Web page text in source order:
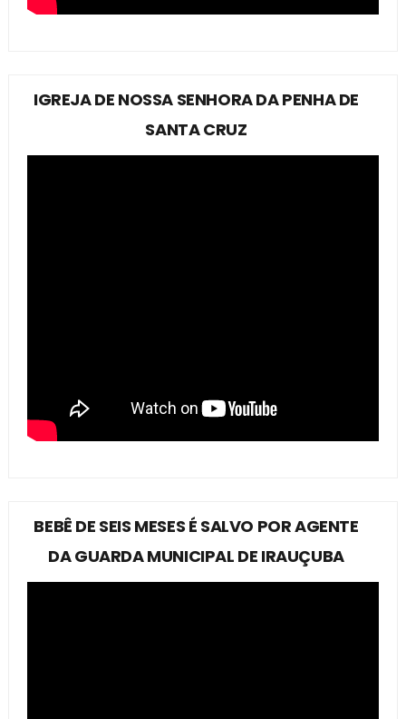
IGREJA DE NOSSA SENHORA DA PENHA DE
SANTA CRUZ
BEBÊ DE SEIS MESES É SALVO POR AGENTE
DA GUARDA MUNICIPAL DE IRAUÇUBA